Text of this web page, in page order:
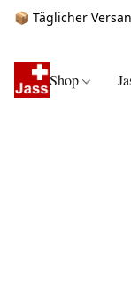
📦 Täglicher
Shop